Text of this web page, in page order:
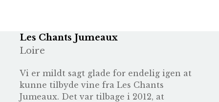
Les Chants Jumeaux
Loire
Vi er mildt sagt glade for endelig igen at
kunne tilbyde vine fra Les Chants
Jumeaux. Det var tilbage i 2012, at